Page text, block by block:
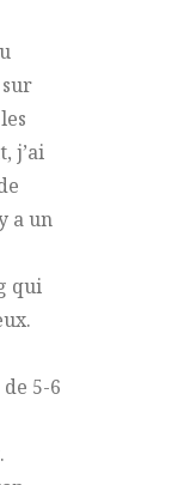
j’ai
a un
qui
5-6